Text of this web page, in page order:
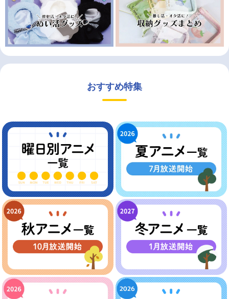
おすすめ特集